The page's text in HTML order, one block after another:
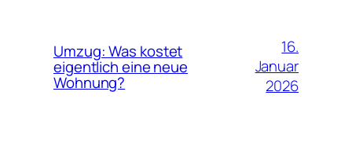
Umzug: Was kostet
eigentlich eine neue
Wohnung?
16.
Januar
2026